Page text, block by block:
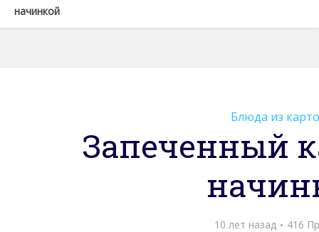
начинкой
Блюда из
Запеченный
10 лет назад 416